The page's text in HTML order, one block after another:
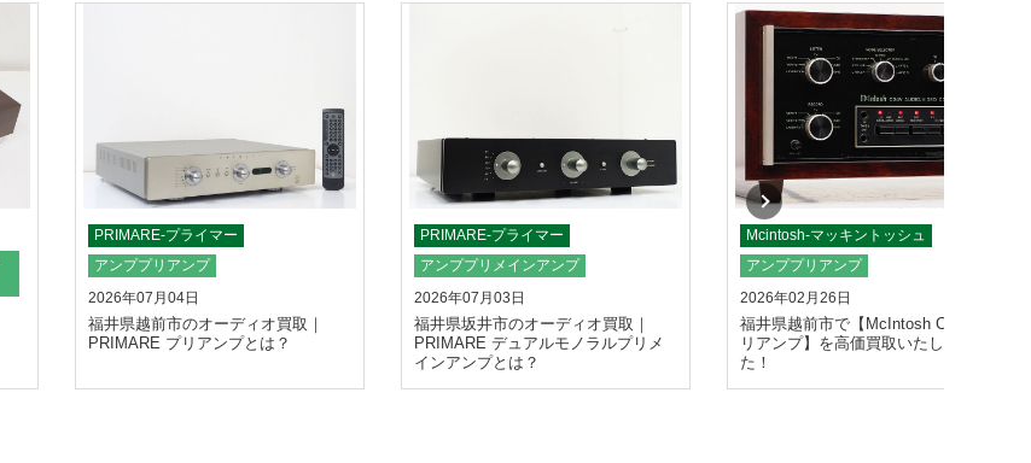
PRIMARE-プライマー
アンププリアンプ
2026年07月04日
福井県越前市のオーディオ買取｜
PRIMARE プリアンプとは？
PRIMARE-プライマー
アンププリメインアンプ
2026年07月03日
福井県坂井市のオーディオ買取｜
PRIMARE デュアルモノラルプリメ
インアンプとは？
Mcintosh-マッキントッシュ
アンププリアンプ
2026年02月26日
福井県越前市で【McIntosh C34V プ
リアンプ】を高価買取いたしまし
た！